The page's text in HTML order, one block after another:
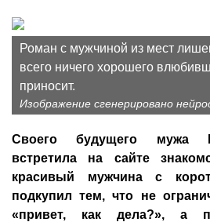
Роман с мужчиной из мест
всего ничего хорошего
приносит.
Изображение сгенерировано
Своего будущего мужа
встретила на сайте
красивый мужчина с
подкупил тем, что не
«привет, как дела?», а